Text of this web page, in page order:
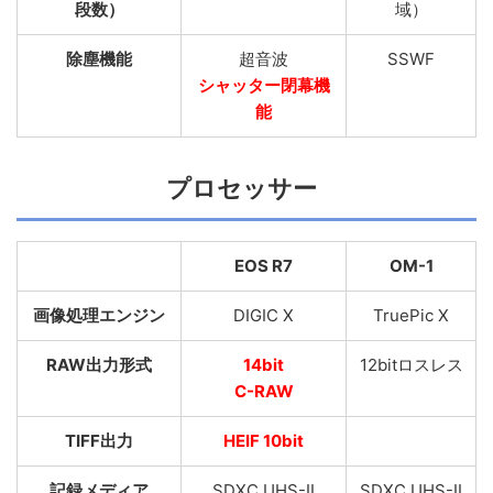
段数）
域）
除塵機能
超音波
シャッター閉幕機
能
SSWF
プロセッサー
EOS R7 OM-1
画像処理エンジン DIGIC X TruePic X
RAW出力形式
14bit
C-RAW
12bitロスレス
TIFF出力 HEIF 10bit